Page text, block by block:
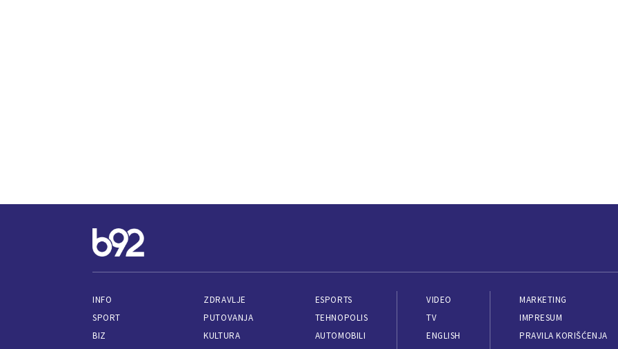
INFO
SPORT
BIZ
ZDRAVLJE
PUTOVANJA
KULTURA
ESPORTS
TEHNOPOLIS
AUTOMOBILI
VIDEO
TV
ENGLISH
MARKETING
IMPRESUM
PRAVILA KORIŠĆENJA